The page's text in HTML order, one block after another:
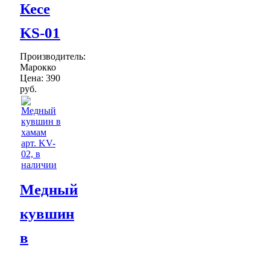
Кесе
KS-01
Производитель:
Марокко
Цена: 390
руб.
Медный
кувшин
в